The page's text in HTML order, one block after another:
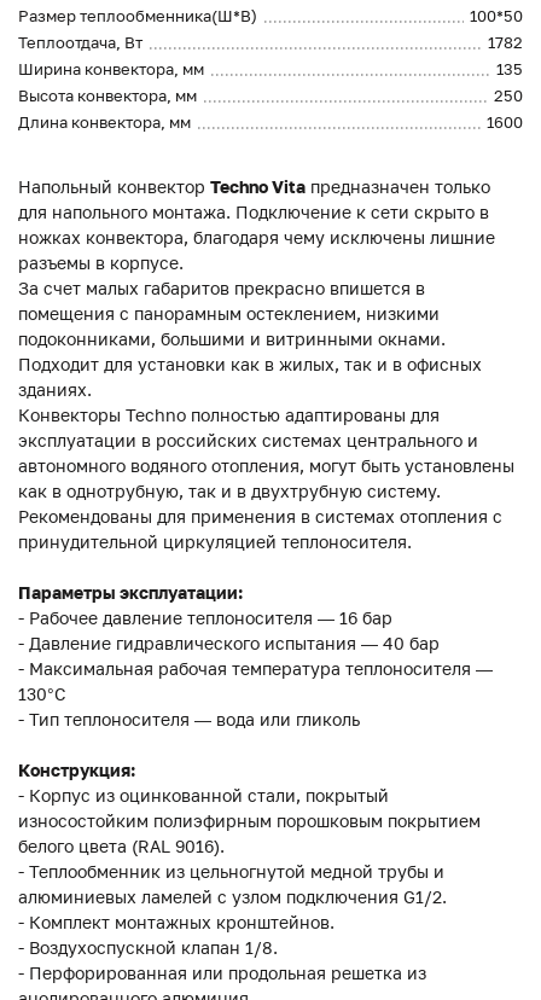
Размер теплообменника(Ш*В)
100*50
Теплоотдача, Вт
1782
Ширина конвектора, мм
135
Высота конвектора, мм
250
Длина конвектора, мм
1600
Напольный конвектор Techno Vita предназначен только
для напольного монтажа. Подключение к сети скрыто в
ножках конвектора, благодаря чему исключены лишние
разъемы в корпусе.
За счет малых габаритов прекрасно впишется в
помещения с панорамным остеклением, низкими
подоконниками, большими и витринными окнами.
Подходит для установки как в жилых, так и в офисных
зданиях.
Конвекторы Techno полностью адаптированы для
эксплуатации в российских системах центрального и
автономного водяного отопления, могут быть установлены
как в однотрубную, так и в двухтрубную систему.
Рекомендованы для применения в системах отопления с
принудительной циркуляцией теплоносителя.
Параметры эксплуатации:
- Рабочее давление теплоносителя — 16 бар
- Давление гидравлического испытания — 40 бар
- Максимальная рабочая температура теплоносителя —
130°С
- Тип теплоносителя — вода или гликоль
Конструкция:
- Корпус из оцинкованной стали, покрытый
износостойким полиэфирным порошковым покрытием
белого цвета (RAL 9016).
- Теплообменник из цельногнутой медной трубы и
алюминиевых ламелей с узлом подключения G1/2.
- Комплект монтажных кронштейнов.
- Воздухоспускной клапан 1/8.
- Перфорированная или продольная решетка из